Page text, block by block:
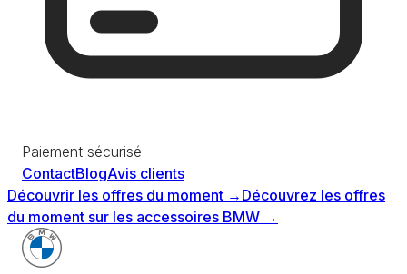
Paiement sécurisé
ContactBlogAvis clients
Découvrir les offres du moment → Découvrez les offres
du moment sur les accessoires BMW →